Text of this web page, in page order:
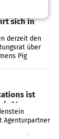
sich in
derzeit den
über
Pig
ist
Agenturpartner